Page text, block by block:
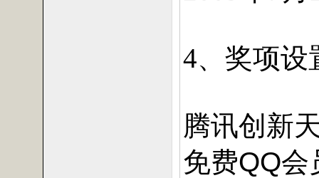
4、奖项设
腾讯创新
免费QQ会